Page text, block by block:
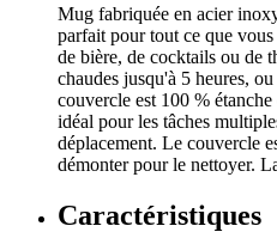
Mug fabriquée en acier
parfait pour tout ce que
de bière, de cocktails ou de
chaudes jusqu'à 5 heures,
couvercle est 100 %
idéal pour les tâches
déplacement. Le couvercle
démonter pour le nettoyer.
Caractéristiques